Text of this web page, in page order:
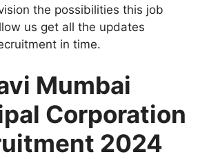
the possibilities this job
us get all the updates
in time.
Mumbai
Corporation
2024